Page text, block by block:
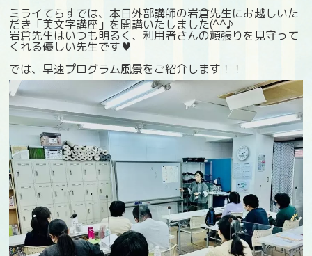
ミライてらすでは、本日外部講師の岩倉先生にお越しいた
だき「美文字講座」を開講いたしました(^^♪
岩倉先生はいつも明るく、利用者さんの頑張りを見守って
くれる優しい先生です♥
では、早速プログラム風景をご紹介します！！